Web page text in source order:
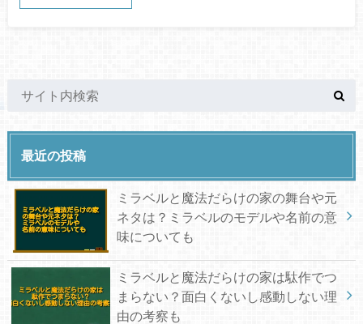
最近の投稿
ミラベルと魔法だらけの家の舞台や元
ネタは？ミラベルのモデルや名前の意
味についても
ミラベルと魔法だらけの家は駄作でつ
まらない？面白くないし感動しない理
由の考察も